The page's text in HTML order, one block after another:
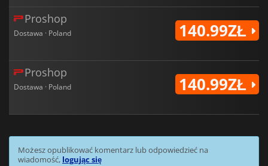
Proshop
Dostawa · Poland 140.99ZŁ
Proshop
Dostawa · Poland 140.99ZŁ
Możesz opublikować komentarz lub odpowiedzieć na
wiadomość, logując się